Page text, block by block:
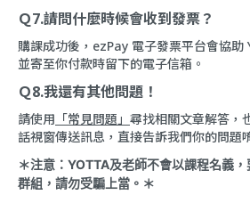
Ｑ7.請問什麼時候會收到發票？
購課成功後，ezPay 電子發票平台會協助
並寄至你付款時留下的電子信箱。
Ｑ8.我還有其他問題！
請使用 「常見問題」 尋找相關文章解答，
話視窗傳送訊息，直接告訴我們你的問題
＊注意：YOTTA及老師不會以課程名義
群組，請勿受騙上當。＊